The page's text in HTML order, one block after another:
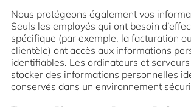
Nous protégeons également vos
Seuls les employés qui ont besoin
spécifique (par exemple, la facturation
clientèle) ont accès aux informations
identifiables. Les ordinateurs et
stocker des informations personnelles
conservés dans un environnement